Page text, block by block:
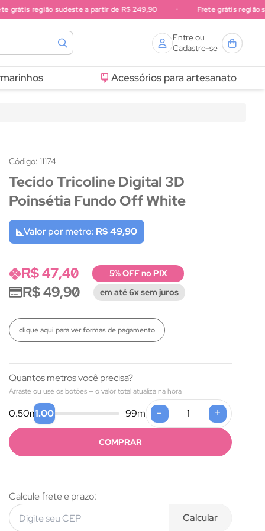
região sudeste a partir de R$ 249,90 Frete grátis região sul a
Entre ou
Cadastre-se
Acessórios para artesanato
Código: 11174
Tecido Tricoline Digital 3D
Poinsétia Fundo Off White
Valor por metro: R$ 49,90
R$ 47,40 5% OFF no PIX
R$ 49,90 em até 6x sem juros
clique aqui para ver formas de pagamento
Quantos metros você precisa?
Arraste ou use os botões — o valor total atualiza na hora
0.50m1.00 99m - +
COMPRAR
Calcule frete e prazo:
Calcular